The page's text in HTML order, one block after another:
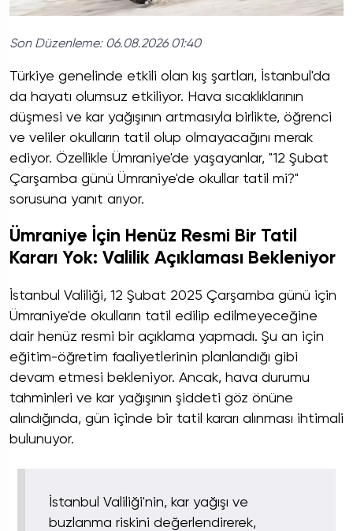
Son Düzenleme: 06.08.2026 01:40
Türkiye genelinde etkili olan kış şartları, İstanbul'da
da hayatı olumsuz etkiliyor. Hava sıcaklıklarının
düşmesi ve kar yağışının artmasıyla birlikte, öğrenci
ve veliler okulların tatil olup olmayacağını merak
ediyor. Özellikle Ümraniye'de yaşayanlar, "12 Şubat
Çarşamba günü Ümraniye'de okullar tatil mi?"
sorusuna yanıt arıyor.
Ümraniye İçin Henüz Resmi Bir Tatil
Kararı Yok: Valilik Açıklaması Bekleniyor
İstanbul Valiliği, 12 Şubat 2025 Çarşamba günü için
Ümraniye'de okulların tatil edilip edilmeyeceğine
dair henüz resmi bir açıklama yapmadı. Şu an için
eğitim-öğretim faaliyetlerinin planlandığı gibi
devam etmesi bekleniyor. Ancak, hava durumu
tahminleri ve kar yağışının şiddeti göz önüne
alındığında, gün içinde bir tatil kararı alınması ihtimali
bulunuyor.
İstanbul Valiliği'nin, kar yağışı ve
buzlanma riskini değerlendirerek,